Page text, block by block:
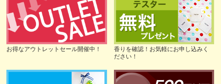
お得なアウトレットセール開催中！
香りを確認！お気軽にお申し込みく
ださい！